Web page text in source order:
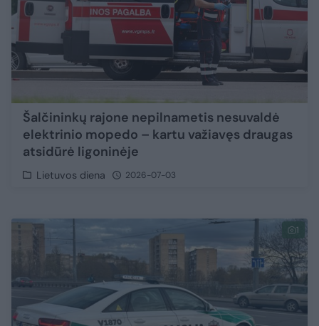
Šalčininkų rajone nepilnametis nesuvaldė
elektrinio mopedo – kartu važiavęs draugas
atsidūrė ligoninėje
Lietuvos diena 2026-07-03
1